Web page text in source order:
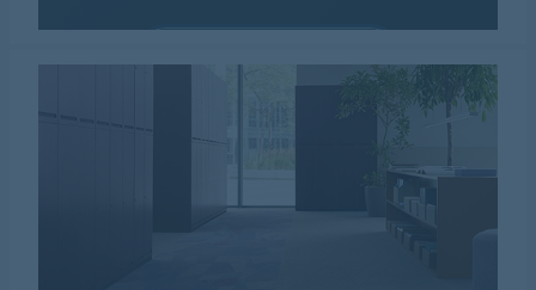
Cookie-Einstellungen